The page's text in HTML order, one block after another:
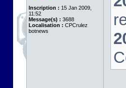
Inscription : 15 Jan 2009,
11:52
Message(s) : 3688
Localisation : CPCrulez
botnews